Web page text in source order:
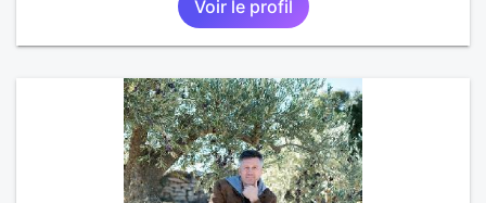
importante à mes yeux mais peut se décliner en des
sentiments plus puissants. « Le temps fera son
œuvre » disait Arthur Schopenhauer, philosophe
autant être trop locace. Je suis bourré de qualités
avec très peu de défauts. Je suis altruiste,
bienveillant, empathique, attentionné, honnête,
respectueux, doux de caractère et compréhensif : je
laisse « glisser » beaucoup de choses. Mais ne vous
Voir le profil